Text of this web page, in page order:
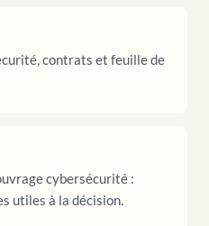
contrats et feuille de
cybersécurité :
utiles à la décision.